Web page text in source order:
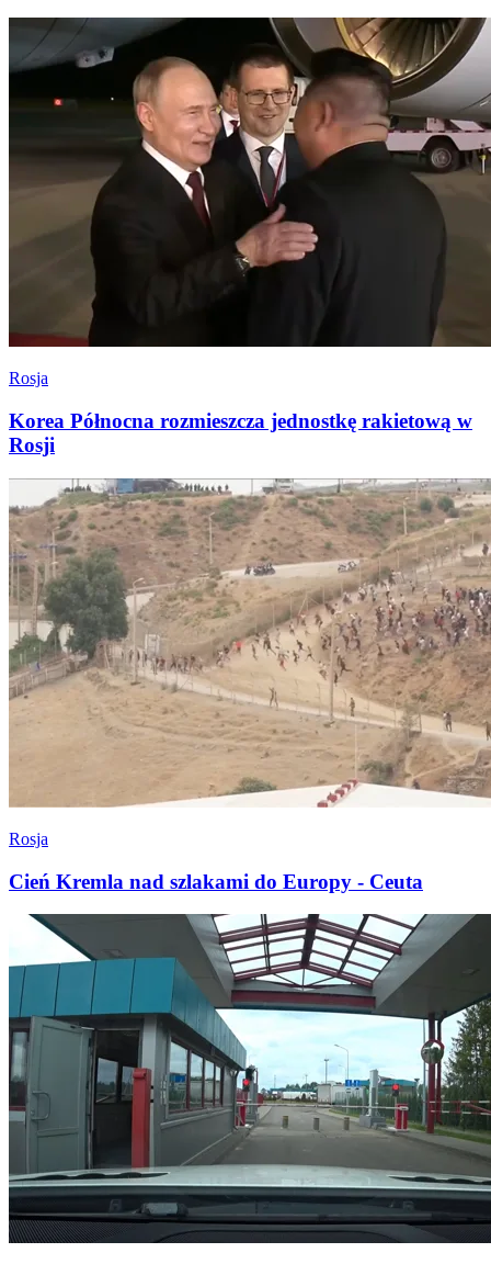
Rosja
Korea Północna rozmieszcza jednostkę rakietową w
Rosji
Rosja
Cień Kremla nad szlakami do Europy - Ceuta